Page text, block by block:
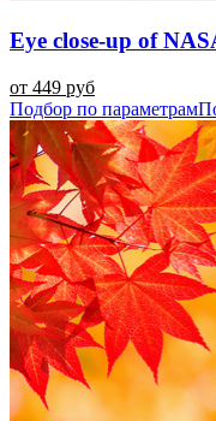
Eye close-up of
от 449 руб
Подбор по параметрам